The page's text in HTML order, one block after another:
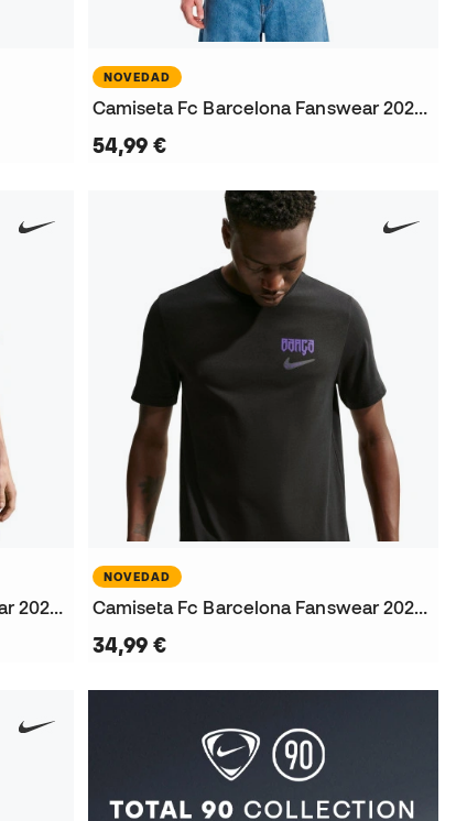
NOVEDAD
Camiseta Fc Barcelona Fanswear 2026-2027
54,99 €
Camiseta Fc Barcelona Fanswear 2026-2027
NOVEDAD
Camiseta Fc Barcelona Fanswear 2026-2027
34,99 €